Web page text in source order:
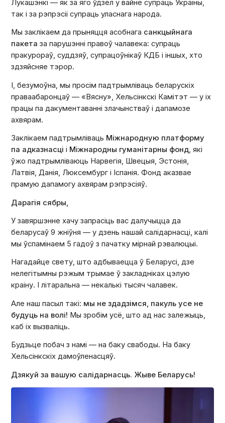
Лукашэнкі — як за яго ўдзел у вайне супраць Украіны,
так і за рэпрэсіі супраць уласнага народа.
Мы заклікаем да прыняцця асобнага санкцыйнага
пакета за парушэнні правоў чалавека: супраць
пракурораў, суддзяў, супрацоўнікаў КДБ і іншых, хто
здзяйсняе тэрор.
І, безумоўна, мы просім падтрымліваць беларускіх
праваабаронцаў — «Вясну», Хельсінкскі Камітэт — у іх
працы па дакументаванні злачынстваў і дапамозе
ахвярам.
Заклікаем падтрымліваць Міжнародную платформу
па адказнасці і Міжнародны гуманітарны фонд, які
ўжо падтрымліваюць Нарвегія, Швецыя, Эстонія,
Латвія, Данія, Люксембург і Іспанія. Фонд аказвае
прамую дапамогу ахвярам рэпрэсіяў.
Дарагія сябры,
У завяршэнне хачу запрасіць вас далучыцца да
беларусаў 9 жніўня — у дзень нашай салідарнасці, калі
мы ўспамінаем 5 гадоў з пачатку мірнай рэвалюцыі.
Нагадайце свету, што адбываецца ў Беларусі, дзе
нелегітымны рэжым трымае ў закладніках цэлую
краіну. І літаральна — некалькі тысяч чалавек.
Але наш пасыл такі: мы не здадзімся, пакуль усе не
будуць на волі! Мы зробім усё, што ад нас залежыць,
каб іх вызваліць.
Будзьце побач з намі — на баку свабоды. На баку
Хельсінкскіх дамоўленасцяў.
Дзякуй за вашую салідарнасць. Жыве Беларусь!